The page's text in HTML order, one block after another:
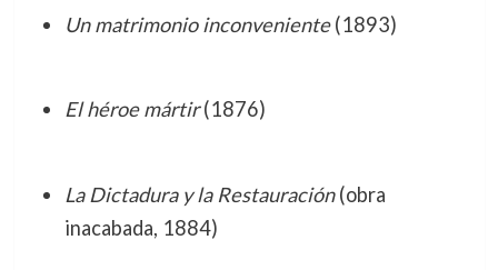
Un matrimonio inconveniente(1893)
El héroe mártir(1876)
La Dictadura y la Restauración(obra
inacabada, 1884)